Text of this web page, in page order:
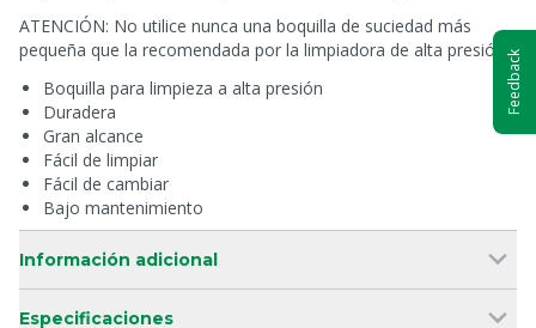
ATENCIÓN: No utilice nunca una boquilla de suciedad más
pequeña que la recomendada por la limpiadora de alta presión.
Boquilla para limpieza a alta presión
Duradera
Gran alcance
Fácil de limpiar
Fácil de cambiar
Bajo mantenimiento
Información adicional
Especificaciones
Feedback